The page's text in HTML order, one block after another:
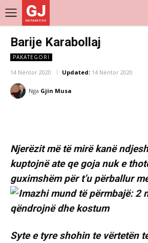
GJ
DRITARE E RE
Barije Karabollaj
PAKATEGORI
14 Nëntor 2020 Updated: 14 Nëntor 2020
Nga Gjin Musa
Njerëzit më të mirë kanë
kuptojnë ate qe goja nuk e
guximshëm për t’u përballur
Syte e tyre shohin te vërtetën